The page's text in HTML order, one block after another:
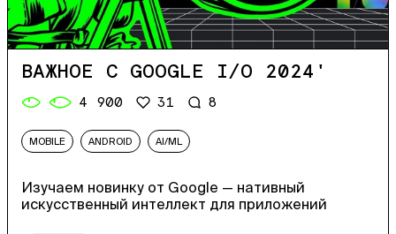
ВАЖНОЕ С GOOGLE I/O 2024'
4 900 31 8
MOBILE ANDROID AI/ML
Изучаем новинку от Google — нативный
искусственный интеллект для приложений